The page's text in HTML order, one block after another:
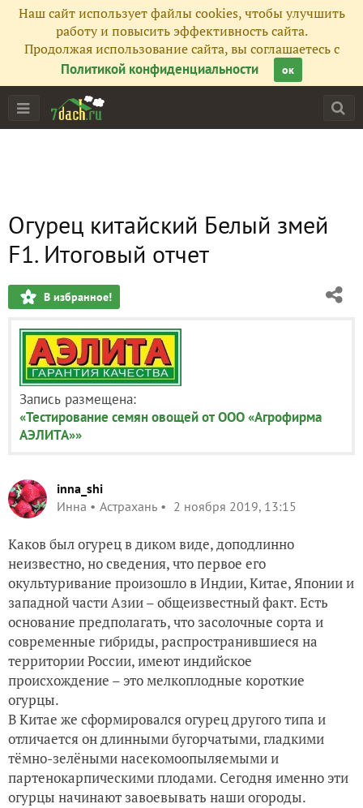
Наш сайт использует файлы cookies, чтобы улучшить
работу и повысить эффективность сайта.
Продолжая использование сайта, вы соглашаетесь с
Политикой конфиденциальности
ок
Огурец китайский Белый змей
F1. Итоговый отчет
В избранное!
Запись размещена:
«Тестирование семян овощей от ООО «Агрофирма
АЭЛИТА»»
inna_shi
Инна
Астрахань 2 ноября 2019, 13:15
Каков был огурец в диком виде, доподлинно
неизвестно, но сведения, что первое его
окультуривание произошло в Индии, Китае, Японии и
западной части Азии – общеизвестный факт. Есть
основание предполагать, что засолочные сорта и
современные гибриды, распространившиеся на
территории России, имеют индийское
происхождение – это мелкоплодные короткие
огурцы.
В Китае же сформировался огурец другого типа и
отличается он длинными бугорчатыми, гладкими
тёмно-зелёными насекомоопыляемыми и
партенокарпическими плодами. Сегодня именно эти
огурцы начинают завоевывать наши огороды.